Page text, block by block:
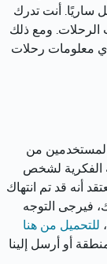
ساريًا. أنت تدرك
الرحلات. ومع ذلك
معلومات رحلات
المستخدمين من
الفكرية لشخص
أنه قد تم انتهاك
فيرجى التوجه
للتحميل من هنا
أو أرسل إلينا